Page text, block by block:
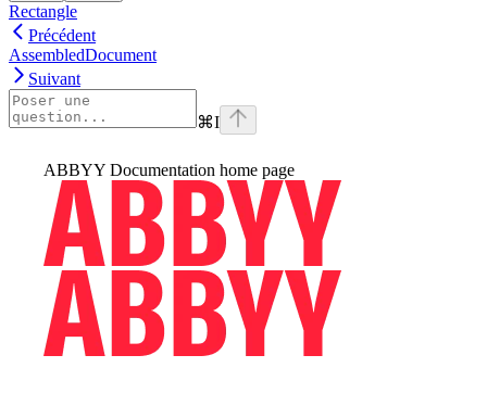
Rectangle
Précédent
AssembledDocument
Suivant
⌘I
ABBYY Documentation home page